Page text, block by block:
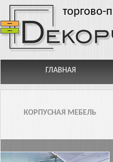
Перейти к основному
торгово-
ГЛАВНАЯ
КОРПУСНАЯ МЕБЕЛЬ